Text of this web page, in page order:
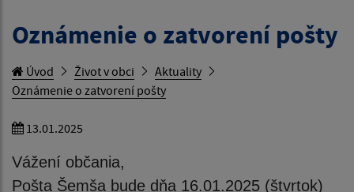
Oznámenie o zatvorení pošty
Úvod Život v obci
Aktuality
Oznámenie o zatvorení pošty
13.01.2025
Vážení občania,
Pošta Šemša bude dňa 16.01.2025 (štvrtok)